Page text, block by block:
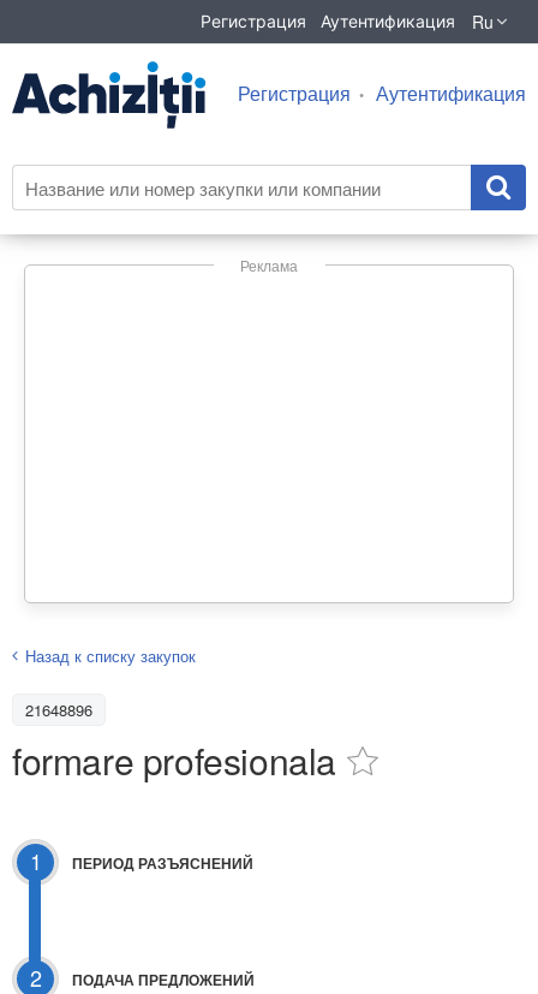
Регистрация Аутентификация Ru
Регистрация Аутентификация
Реклама
Назад к списку закупок
21648896
formare profesionala
1 ПЕРИОД РАЗЪЯСНЕНИЙ
2 ПОДАЧА ПРЕДЛОЖЕНИЙ